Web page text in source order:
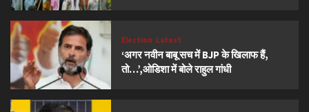
Election Latest
‘अगर नवीन बाबू सच में BJP के खिलाफ हैं,
तो…’,ओडिशा में बोले राहुल गांधी